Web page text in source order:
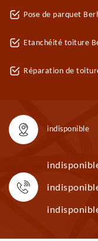
Pose de parquet
Etanchéité toiture
Réparation de
indisponible